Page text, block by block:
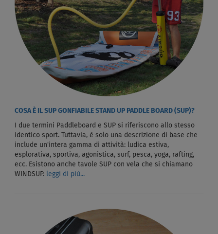
COSA È IL SUP GONFIABILE STAND UP PADDLE BOARD (SUP)?
I due termini Paddleboard e SUP si riferiscono allo stesso
identico sport. Tuttavia, è solo una descrizione di base che
include un'intera gamma di attività: ludica estiva,
esplorativa, sportiva, agonistica, surf, pesca, yoga, rafting,
ecc. Esistono anche tavole SUP con vela che si chiamano
WINDSUP. leggi di più...